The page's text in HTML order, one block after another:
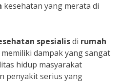
kesehatan yang merata di
spesialisdi rumah
memiliki dampak yang sangat
hidup masyarakat
penyakit serius yang